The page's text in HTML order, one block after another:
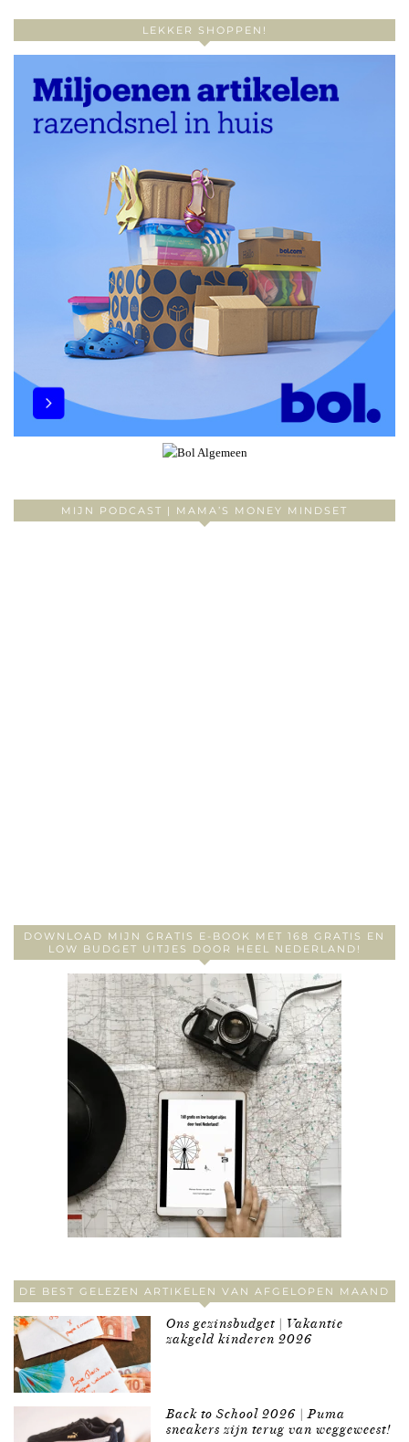
LEKKER SHOPPEN!
MIJN PODCAST | MAMA’S MONEY MINDSET
DOWNLOAD MIJN GRATIS E-BOOK MET 168 GRATIS EN
LOW BUDGET UITJES DOOR HEEL NEDERLAND!
DE BEST GELEZEN ARTIKELEN VAN AFGELOPEN MAAND
Ons gezinsbudget | Vakantie
zakgeld kinderen 2026
Back to School 2026 | Puma
sneakers zijn terug van weggeweest!